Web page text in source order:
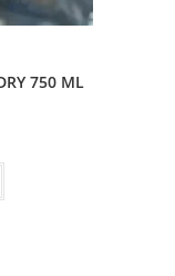
750 ML